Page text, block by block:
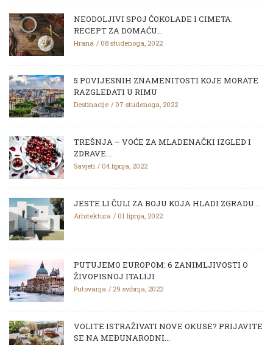
NEODOLJIVI SPOJ ČOKOLADE I CIMETA:
RECEPT ZA DOMAĆU...
Hrana 08 studenoga, 2022
5 POVIJESNIH ZNAMENITOSTI KOJE MORATE
RAZGLEDATI U RIMU
Destinacije 07 studenoga, 2022
TREŠNJA – VOĆE ZA MLADENAČKI IZGLED I
ZDRAVE...
Savjeti 04 lipnja, 2022
JESTE LI ČULI ZA BOJU KOJA HLADI ZGRADU...
Arhitektura 01 lipnja, 2022
PUTUJEMO EUROPOM: 6 ZANIMLJIVOSTI O
ŽIVOPISNOJ ITALIJI
Putovanja 29 svibnja, 2022
VOLITE ISTRAŽIVATI NOVE OKUSE? PRIJAVITE
SE NA MEĐUNARODNI...